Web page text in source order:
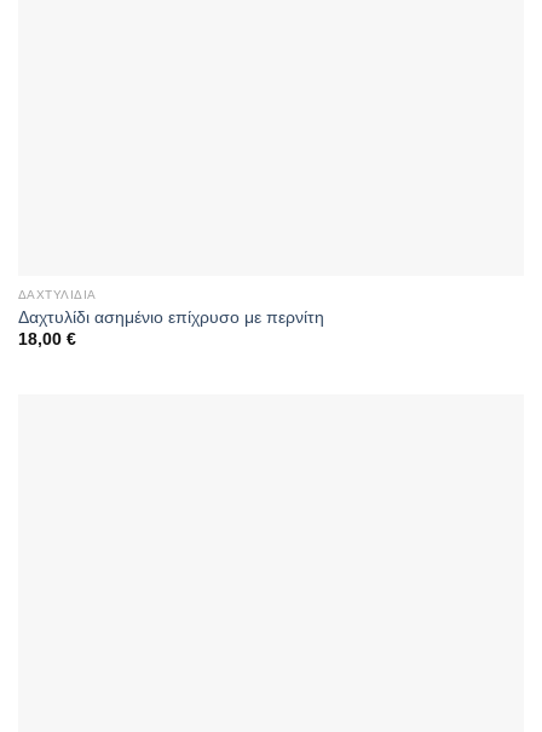
ΔΑΧΤΥΛΊΔΙΑ
Δαχτυλίδι ασημένιο επίχρυσο με περνίτη
18,00 €